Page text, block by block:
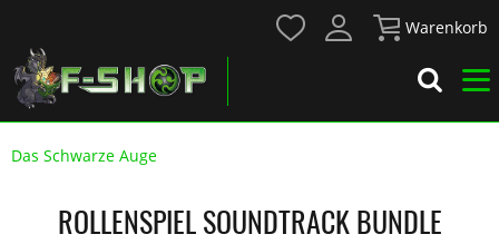
Warenkorb
Das Schwarze Auge
ROLLENSPIEL SOUNDTRACK BUNDLE